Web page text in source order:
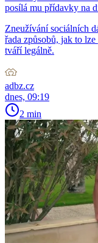
posílá mu přídavky na
Zneužívání sociálních
řada způsobů, jak to
tváří legálně.
adbz.cz
dnes, 09:19
2 min